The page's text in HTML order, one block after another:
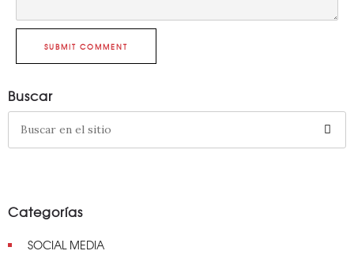
SUBMIT COMMENT
Buscar
Categorías
SOCIAL MEDIA